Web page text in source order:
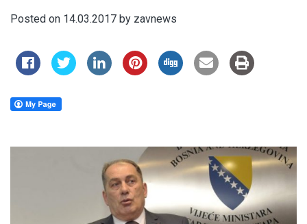
Posted on 14.03.2017 by zavnews